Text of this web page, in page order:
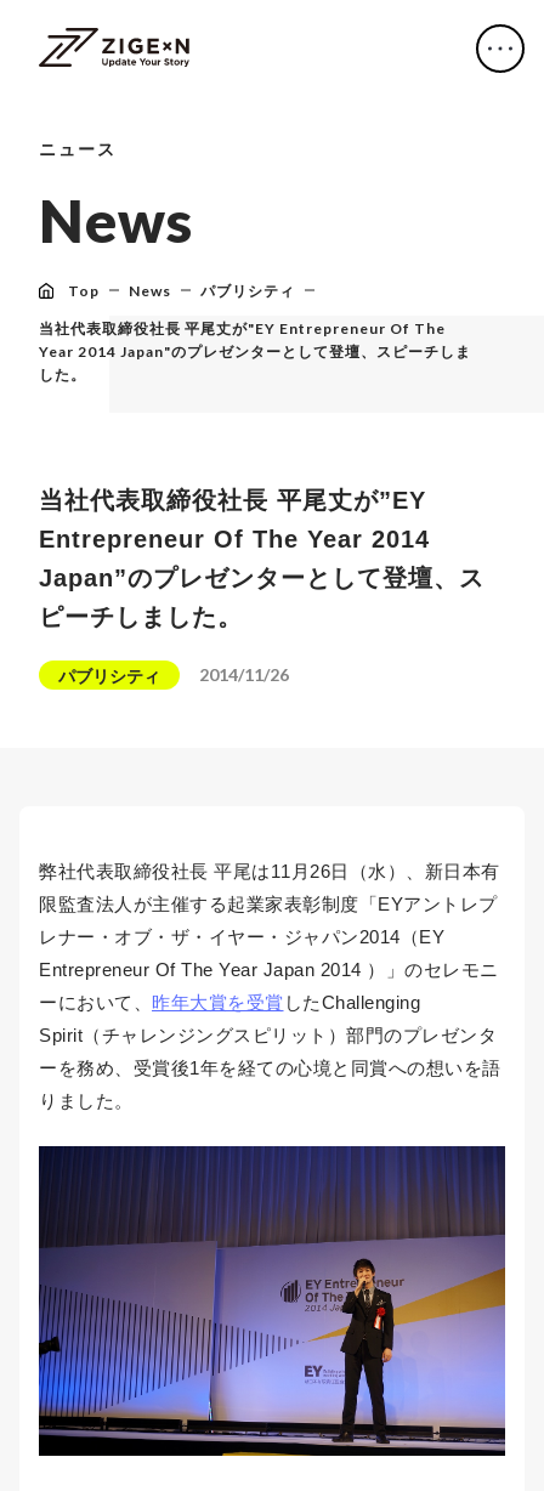
ニュース
News
Top News パブリシティ
当社代表取締役社長 平尾丈が"EY Entrepreneur Of The
Year 2014 Japan"のプレゼンターとして登壇、スピーチしま
した。
当社代表取締役社長 平尾丈が”EY
Entrepreneur Of The Year 2014
Japan”のプレゼンターとして登壇、ス
ピーチしました。
パブリシティ 2014/11/26
弊社代表取締役社長 平尾は11月26日（水）、新日本有
限監査法人が主催する起業家表彰制度「EYアントレプ
レナー・オブ・ザ・イヤー・ジャパン2014（EY
Entrepreneur Of The Year Japan 2014 ）」のセレモニ
ーにおいて、 昨年大賞を受賞 したChallenging
Spirit（チャレンジングスピリット）部門のプレゼンタ
ーを務め、受賞後1年を経ての心境と同賞への想いを語
りました。